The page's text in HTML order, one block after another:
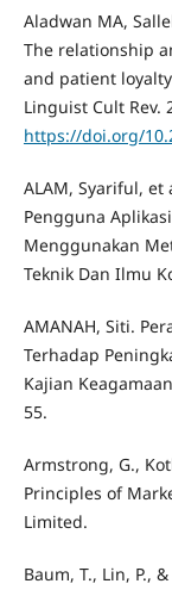
Aladwan MA,
The relationship
and patient
Linguist Cult Rev.
https://doi.org/
ALAM, Syariful, et
Pengguna
Menggunakan
Teknik Dan Ilmu
AMANAH, Siti.
Terhadap
Kajian
55.
Armstrong, G.,
Principles of
Limited.
Baum, T., Lin, P.,